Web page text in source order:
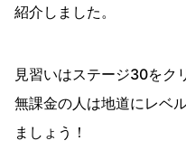
紹介しました。
見習いはステージ30をク
無課金の人は地道にレベ
ましょう！